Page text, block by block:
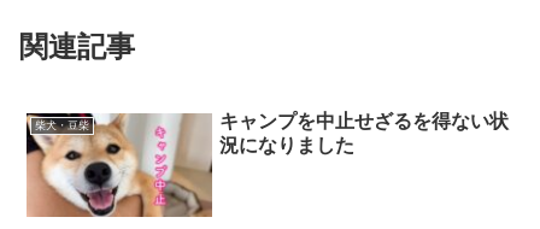
関連記事
柴犬・豆柴
キャンプを中止せざるを得ない状
況になりました